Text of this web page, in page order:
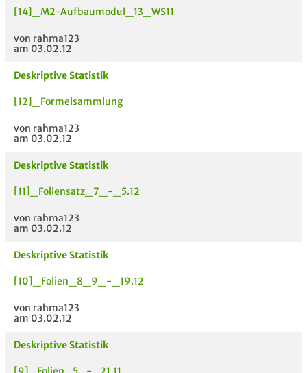
[14]_M2-Aufbaumodul_13_WS11
von rahma123
am 03.02.12
Deskriptive Statistik
[12]_Formelsammlung
von rahma123
am 03.02.12
Deskriptive Statistik
[11]_Foliensatz_7_-_5.12
von rahma123
am 03.02.12
Deskriptive Statistik
[10]_Folien_8_9_-_19.12
von rahma123
am 03.02.12
Deskriptive Statistik